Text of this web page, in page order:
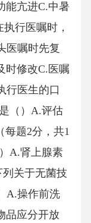
能亢进C.中暑
行医嘱时，
医嘱时先复
时修改C.医嘱
行医生的口
（）A.评估
每题2分，共1
A.肾上腺素
关于无菌技
A.操作前洗
品应分开放